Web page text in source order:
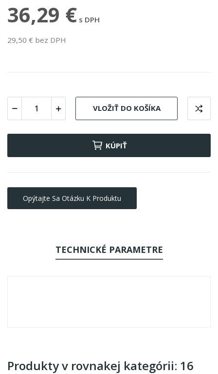
36,29 € s DPH
29,50 € bez DPH
VLOŽIŤ DO KOŠÍKA
KÚPIŤ
Opýtajte Sa Otázku K Produktu
TECHNICKÉ PARAMETRE
Produkty v rovnakej kategórii: 16